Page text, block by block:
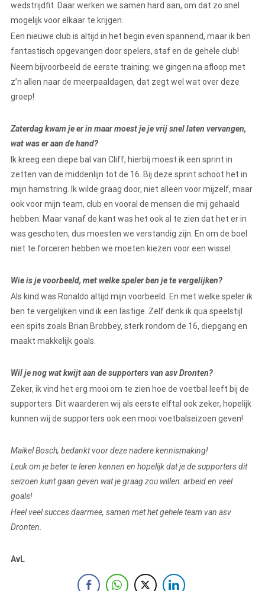
wedstrijdfit. Daar werken we samen hard aan, om dat zo snel
mogelijk voor elkaar te krijgen.
Een nieuwe club is altijd in het begin even spannend, maar ik ben
fantastisch opgevangen door spelers, staf en de gehele club!
Neem bijvoorbeeld de eerste training: we gingen na afloop met
z’n allen naar de meerpaaldagen, dat zegt wel wat over deze
groep!
Zaterdag kwam je er in maar moest je je vrij snel laten vervangen,
wat was er aan de hand?
Ik kreeg een diepe bal van Cliff, hierbij moest ik een sprint in
zetten van de middenlijn tot de 16. Bij deze sprint schoot het in
mijn hamstring. Ik wilde graag door, niet alleen voor mijzelf, maar
ook voor mijn team, club en vooral de mensen die mij gehaald
hebben. Maar vanaf de kant was het ook al te zien dat het er in
was geschoten, dus moesten we verstandig zijn. En om de boel
niet te forceren hebben we moeten kiezen voor een wissel.
Wie is je voorbeeld, met welke speler ben je te vergelijken?
Als kind was Ronaldo altijd mijn voorbeeld. En met welke speler ik
ben te vergelijken vind ik een lastige. Zelf denk ik qua speelstijl
een spits zoals Brian Brobbey, sterk rondom de 16, diepgang en
maakt makkelijk goals.
Wil je nog wat kwijt aan de supporters van asv Dronten?
Zeker, ik vind het erg mooi om te zien hoe de voetbal leeft bij de
supporters. Dit waarderen wij als eerste elftal ook zeker, hopelijk
kunnen wij de supporters ook een mooi voetbalseizoen geven!
Maikel Bosch, bedankt voor deze nadere kennismaking!
Leuk om je beter te leren kennen en hopelijk dat je de supporters dit
seizoen kunt gaan geven wat je graag zou willen: arbeid en veel
goals!
Heel veel succes daarmee, samen met het gehele team van asv
Dronten.
AvL